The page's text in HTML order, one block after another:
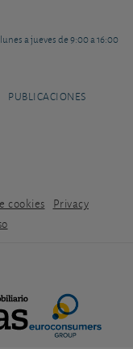
a jueves de 9:00 a 16:00
PUBLICACIONES
cookies
Privacy